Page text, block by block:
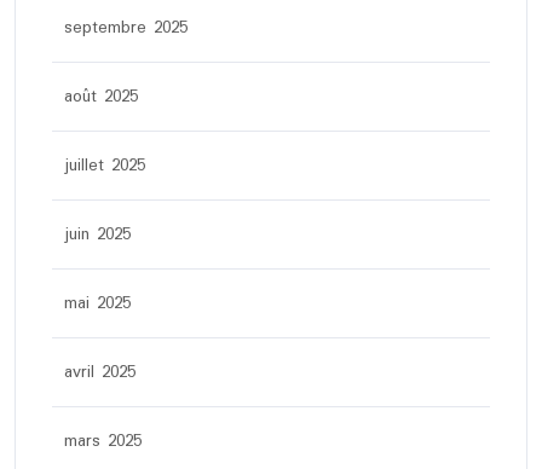
septembre 2025
août 2025
juillet 2025
juin 2025
mai 2025
avril 2025
mars 2025